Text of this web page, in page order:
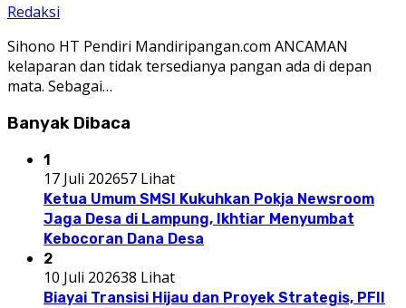
Redaksi
Sihono HT Pendiri Mandiripangan.com ANCAMAN
kelaparan dan tidak tersedianya pangan ada di depan
mata. Sebagai…
Banyak Dibaca
1
17 Juli 202657 Lihat
Ketua Umum SMSI Kukuhkan Pokja Newsroom
Jaga Desa di Lampung, Ikhtiar Menyumbat
Kebocoran Dana Desa
2
10 Juli 202638 Lihat
Biayai Transisi Hijau dan Proyek Strategis, PFII